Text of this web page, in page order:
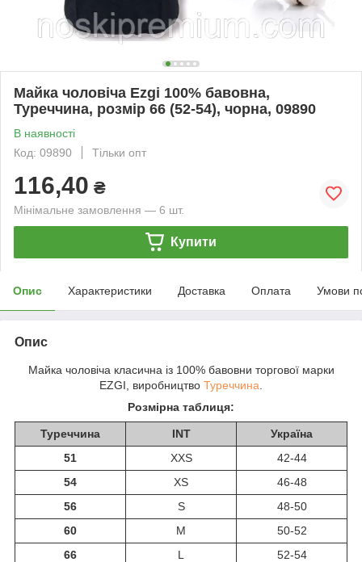
Майка чоловіча Ezgi 100% бавовна,
Туреччина, розмір 66 (52-54), чорна, 09890
В наявності
Код: 09890
Тільки опт
116,40 ₴
Мінімальне замовлення — 6 шт.
Купити
Опис Характеристики Доставка Оплата Умови
Опис
Майка чоловіча класична із 100% бавовни торгової марки
EZGI, виробництво Туреччина
Розмірна таблиця:
Туреччина INT
Україна
51
XXS
42-44
54
XS
46-48
56
S
48-50
60
M
50-52
66
L
52-54